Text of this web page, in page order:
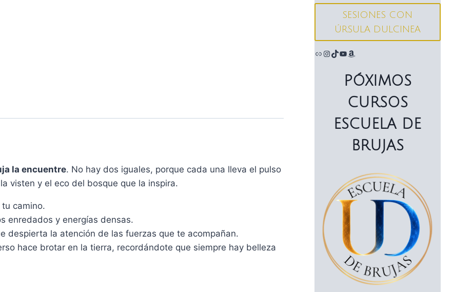
la encuentre. No hay dos iguales, porque cada una lleva el pulso
visten y el eco del bosque que la inspira.
camino.
enredados y energías densas.
despierta la atención de las fuerzas que te acompañan.
hace brotar en la tierra, recordándote que siempre hay belleza
SESIONES CON
ÚRSULA DULCINEA
Enlace
Instagram
TikTok
YouTube
Amazon
PÓXIMOS
CURSOS
ESCUELA DE
BRUJAS